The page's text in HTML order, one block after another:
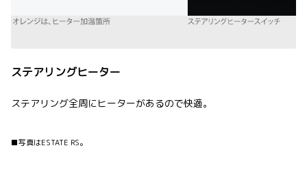
ステアリングヒーター
ステアリング全周にヒーターがあるので快適。
■写真はESTATE RS。